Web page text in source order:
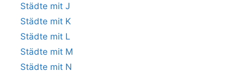
Städte mit J
Städte mit K
Städte mit L
Städte mit M
Städte mit N